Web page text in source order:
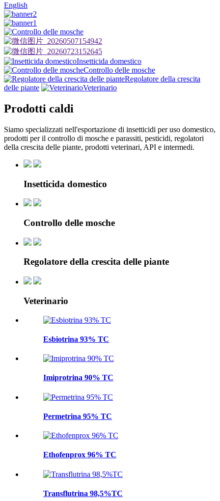
English
Insetticida domestico
Controllo delle mosche
Regolatore della crescita
delle piante
Veterinario
Prodotti caldi
Siamo specializzati nell'esportazione di insetticidi per uso domestico,
prodotti per il controllo di mosche e parassiti, pesticidi, regolatori
della crescita delle piante, prodotti veterinari, API e intermedi.
Insetticida domestico
Controllo delle mosche
Regolatore della crescita delle piante
Veterinario
Esbiotrina 93% TC
Imiprotrina 90% TC
Permetrina 95% TC
Ethofenprox 96% TC
Transflutrina 98,5%TC